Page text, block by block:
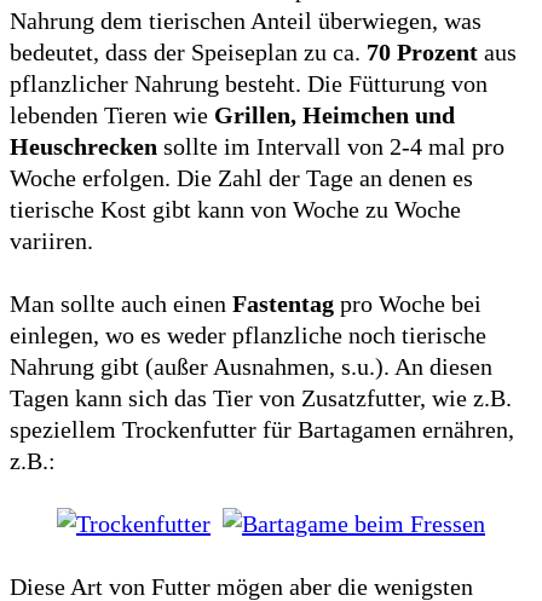
Nahrung dem tierischen Anteil überwiegen, was
bedeutet, dass der Speiseplan zu ca. 70 Prozent aus
pflanzlicher Nahrung besteht. Die Fütturung von
lebenden Tieren wie Grillen, Heimchen und
Heuschrecken sollte im Intervall von 2-4 mal pro
Woche erfolgen. Die Zahl der Tage an denen es
tierische Kost gibt kann von Woche zu Woche
variiren.
Man sollte auch einen Fastentag pro Woche bei
einlegen, wo es weder pflanzliche noch tierische
Nahrung gibt (außer Ausnahmen, s.u.). An diesen
Tagen kann sich das Tier von Zusatzfutter, wie z.B.
speziellem Trockenfutter für Bartagamen ernähren,
z.B.:
Diese Art von Futter mögen aber die wenigsten